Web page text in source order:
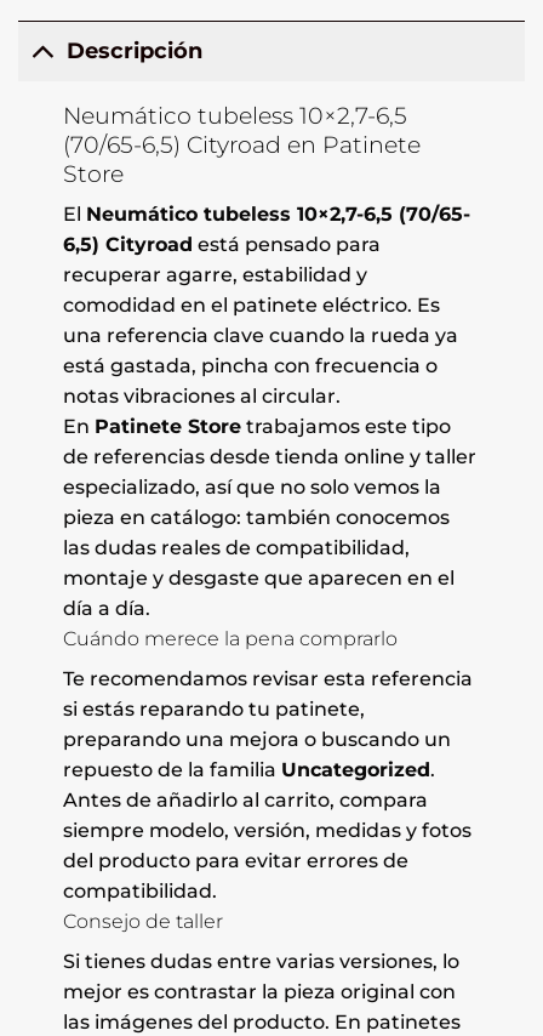
Descripción
Neumático tubeless 10×2,7-6,5
(70/65-6,5) Cityroad en Patinete
Store
El Neumático tubeless 10×2,7-6,5 (70/65-
6,5) Cityroad está pensado para
recuperar agarre, estabilidad y
comodidad en el patinete eléctrico. Es
una referencia clave cuando la rueda ya
está gastada, pincha con frecuencia o
notas vibraciones al circular.
En Patinete Storetrabajamos este tipo
de referencias desde tienda online y taller
especializado, así que no solo vemos la
pieza en catálogo: también conocemos
las dudas reales de compatibilidad,
montaje y desgaste que aparecen en el
día a día.
Cuándo merece la pena comprarlo
Te recomendamos revisar esta referencia
si estás reparando tu patinete,
preparando una mejora o buscando un
repuesto de la familia Uncategorized.
Antes de añadirlo al carrito, compara
siempre modelo, versión, medidas y fotos
del producto para evitar errores de
compatibilidad.
Consejo de taller
Si tienes dudas entre varias versiones, lo
mejor es contrastar la pieza original con
las imágenes del producto. En patinetes